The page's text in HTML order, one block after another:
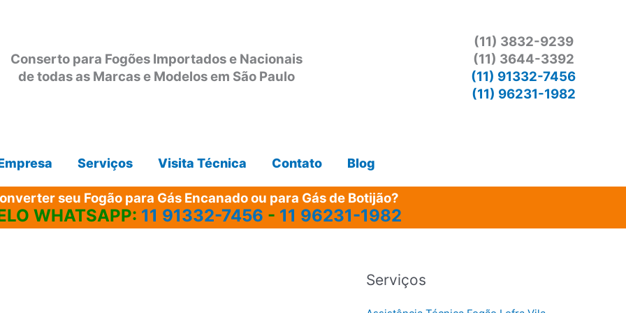
Conserto para Fogões Importados e Nacionais
de todas as Marcas e Modelos em São Paulo
(11) 3832-9239
(11) 3644-3392
(11) 91332-7456
(11) 96231-1982
Serviços Visita Técnica Contato Blog
seu Fogão para Gás Encanado ou para Gás de Botijão?
WHATSAPP: 11 91332-7456 - 11 96231-1982
Serviços